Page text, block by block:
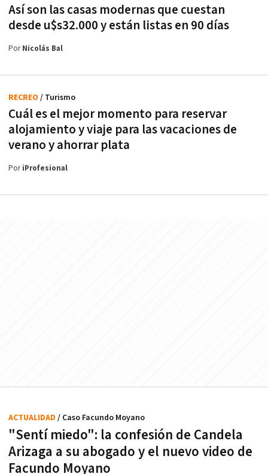
Así son las casas modernas que cuestan
desde u$s32.000 y están listas en 90 días
PorNicolás Bal
Cuál es el mejor momento para reservar
alojamiento y viaje para las vacaciones de
verano y ahorrar plata
RECREO / Turismo
PoriProfesional
"Sentí miedo": la confesión de Candela
Arizaga a su abogado y el nuevo video de
Facundo Moyano
ACTUALIDAD / Caso Facundo Moyano